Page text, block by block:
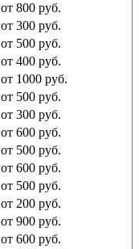
от 800 руб.
от 300 руб.
от 500 руб.
от 400 руб.
от 1000 руб.
от 500 руб.
от 300 руб.
от 600 руб.
от 500 руб.
от 600 руб.
от 500 руб.
от 200 руб.
от 900 руб.
от 600 руб.